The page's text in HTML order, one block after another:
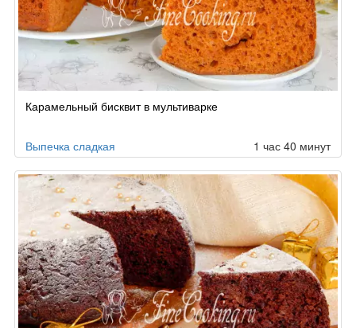
Карамельный бисквит в мультиварке
Выпечка сладкая 1 час 40 минут